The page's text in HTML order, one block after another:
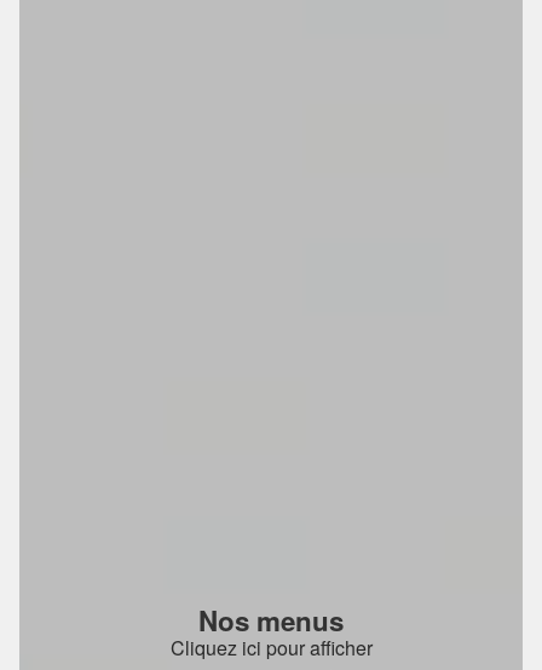
Nos menus
Cliquez ici pour afficher